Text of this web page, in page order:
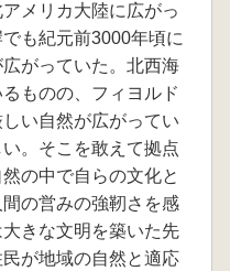
メリカ大陸に広がっ
も紀元前3000年頃に
がっていた。北西海
ものの、フィヨルド
い自然が広がってい
。そこを敢えて拠点
の中で自らの文化と
の営みの強靭さを感
きな文明を築いた先
が地域の自然と適応